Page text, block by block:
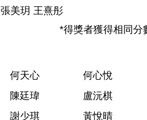
張美玥 王熹彤
*得獎者獲得相同分
何天心
何心悅
陳廷瑋
盧沅棋
謝少琪
黃悅晴